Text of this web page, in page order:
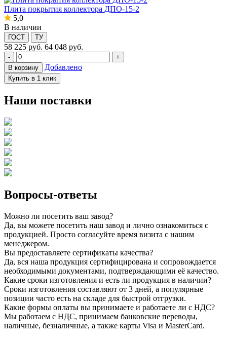
Плита покрытия коллектора ДПО-15-2
5,0
В наличии
ГОСТ ТУ
58 225 руб. 64 048 руб.
-
+
В корзину
Добавлено
Купить в 1 клик
Наши поставки
Вопросы-ответы
Можно ли посетить ваш завод?
Да, вы можете посетить наш завод и лично ознакомиться с
продукцией. Просто согласуйте время визита с нашим
менеджером.
Вы предоставляете сертификаты качества?
Да, вся наша продукция сертифицирована и сопровождается
необходимыми документами, подтверждающими её качество.
Какие сроки изготовления и есть ли продукция в наличии?
Сроки изготовления составляют от 3 дней, а популярные
позиции часто есть на складе для быстрой отгрузки.
Какие формы оплаты вы принимаете и работаете ли с НДС?
Мы работаем с НДС, принимаем банковские переводы,
наличные, безналичные, а также карты Visa и MasterCard.